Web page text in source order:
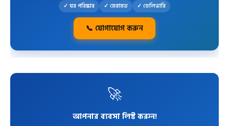
✓ ঘর পরিষ্কার ✓ মেরামত ✓ ডেলিভারি
📞 যোগাযোগ করুন
🚀
আপনার ব্যবসা লিস্ট করুন!